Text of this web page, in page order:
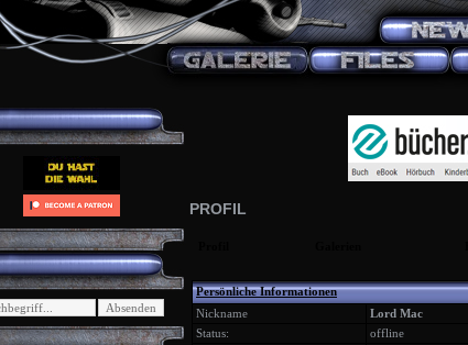
PROFIL
Persönliche Informationen
Nickname
Lord Mac
Status:
offline